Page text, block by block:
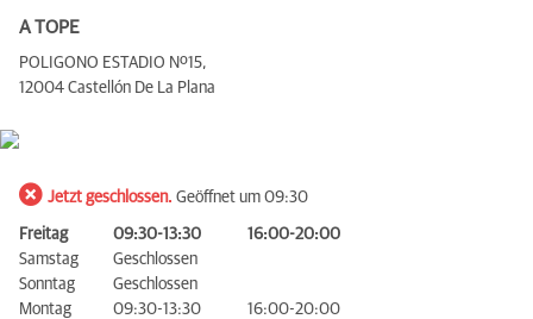
A TOPE
POLIGONO ESTADIO Nº15,
12004 Castellón De La Plana
Jetzt geschlossen. Geöffnet um 09:30
Freitag 09:30-13:30
16:00-20:00
Samstag
Geschlossen
Sonntag
Geschlossen
Montag
09:30-13:30
16:00-20:00